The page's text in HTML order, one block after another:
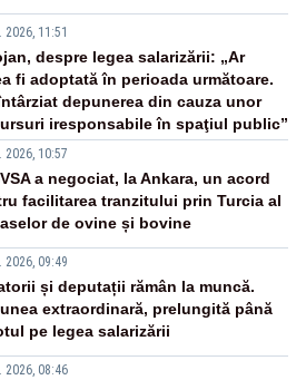
2026, 11:51
despre legea salarizării: „Ar
fi adoptată în perioada următoare.
depunerea din cauza unor
iresponsabile în spaţiul public”
2026, 10:57
a negociat, la Ankara, un acord
facilitarea tranzitului prin Turcia al
de ovine și bovine
2026, 09:49
și deputații rămân la muncă.
extraordinară, prelungită până
pe legea salarizării
2026, 08:46